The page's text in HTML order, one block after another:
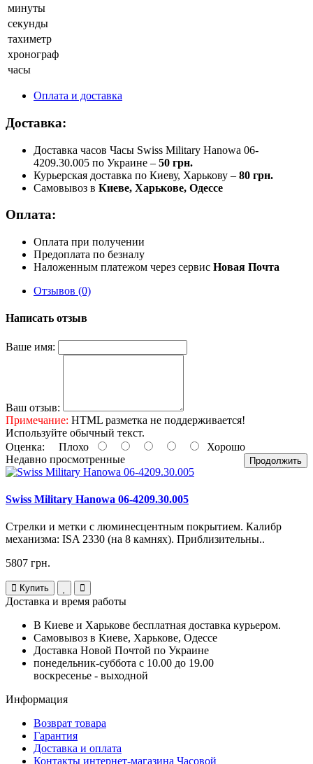
минуты
секунды
тахиметр
хронограф
часы
Оплата и доставка
Доставка:
Доставка часов Часы Swiss Military Hanowa 06-
4209.30.005 по Украине – 50 грн.
Курьерская доставка по Киеву, Харькову – 80 грн.
Самовывоз в Киеве, Харькове, Одессе
Оплата:
Оплата при получении
Предоплата по безналу
Наложенным платежом через сервис Новая Почта
Отзывов (0)
Написать отзыв
Ваше имя:
Ваш отзыв:
Примечание: HTML разметка не поддерживается!
Используйте обычный текст.
Оценка: Плохо Хорошо
Продолжить
Недавно просмотренные
Swiss Military Hanowa 06-4209.30.005
Стрелки и метки с люминесцентным покрытием. Калибр
механизма: ISA 2330 (на 8 камнях). Приблизительны..
5807 грн.
Купить
Доставка и время работы
В Киеве и Харькове бесплатная доставка курьером.
Самовывоз в Киеве, Харькове, Одессе
Доставка Новой Почтой по Украине
понедельник-суббота с 10.00 до 19.00
воскресенье - выходной
Информация
Возврат товара
Гарантия
Доставка и оплата
Контакты интернет-магазина Часовой